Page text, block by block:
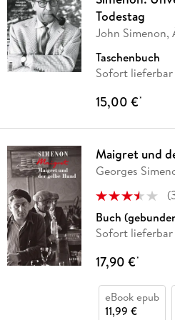
Todestag
John Simenon,
Taschenbuch
Sofort lieferbar
15,00 €*
Maigret und
Georges
(
Buch
Sofort lieferbar
17,90 €*
eBook epub
11,99 €